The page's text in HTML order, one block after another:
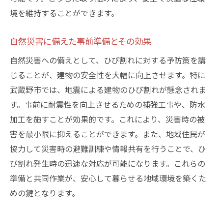
境を維持することができます。
自然災害に備えた事前準備とその効果
自然災害への備えとして、ひび割れに対する予防策を講
じることが、建物の安全性を大幅に向上させます。特に
武蔵野市では、地震による建物のひび割れが懸念されま
す。事前に耐震性を向上させるための補強工事や、防水
加工を施すことが効果的です。これにより、災害時の被
害を最小限に抑えることができます。また、地域住民が
協力して災害時の避難訓練や情報共有を行うことで、ひ
び割れ発生時の迅速な対応が可能になります。これらの
準備と共同作業が、安心して暮らせる地域環境を築くた
めの鍵となります。